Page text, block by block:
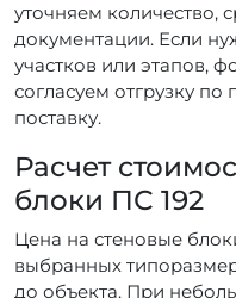
уточняем количество,
документации. Если
участков или этапов,
согласуем отгрузку
поставку.
Расчет
блоки ПС 192
Цена на стеновые
выбранных
до объекта. При